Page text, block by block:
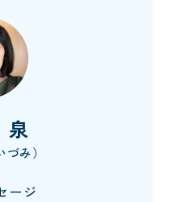
み）
ージ